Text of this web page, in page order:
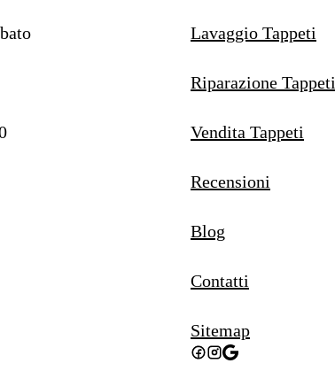
Lavaggio Tappeti
Riparazione Tappeti
Vendita Tappeti
Recensioni
Blog
Contatti
Sitemap